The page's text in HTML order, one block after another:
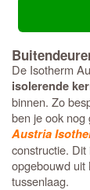
De Isotherm
isolerende
binnen. Zo
ben je ook nog
Austria
constructie.
opgebouwd uit
tussenlaag.